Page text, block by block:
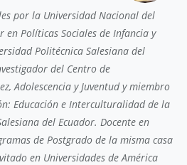
por la Universidad Nacional del
en Políticas Sociales de Infancia y
Politécnica Salesiana del
del Centro de
Adolescencia y Juventud y miembro
Educación e Interculturalidad de la
del Ecuador. Docente en
de Postgrado de la misma casa
en Universidades de América